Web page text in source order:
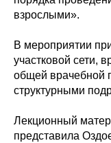
взрослыми».
В мероприятии
участковой сети,
общей врачебной
структурными
Лекционный
представила